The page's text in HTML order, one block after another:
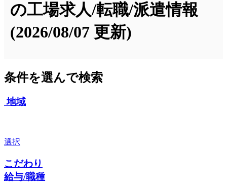
の工場求人/転職/派遣情報
(2026/08/07 更新)
条件を選んで検索
地域
選択
こだわり
給与/職種